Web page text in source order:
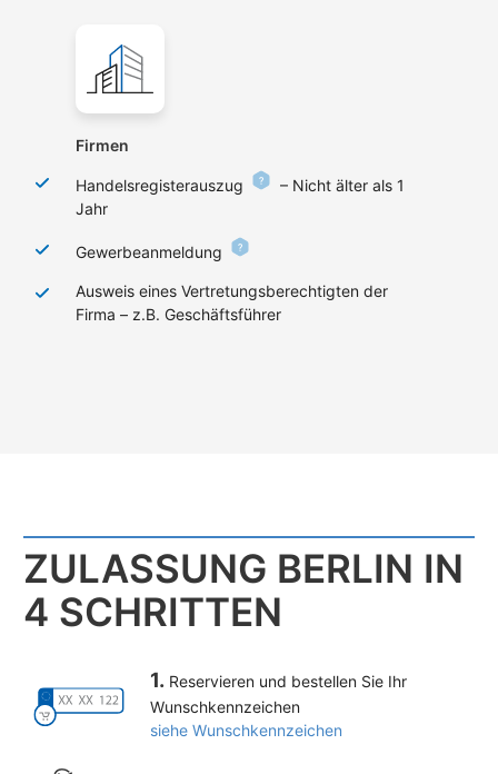
Firmen
Handelsregisterauszug
– Nicht älter als 1
Jahr
Gewerbeanmeldung
Ausweis eines Vertretungsberechtigten der
Firma – z.B. Geschäftsführer
ZULASSUNG BERLIN IN
4 SCHRITTEN
1. Reservieren und bestellen Sie Ihr
Wunschkennzeichen
siehe Wunschkennzeichen